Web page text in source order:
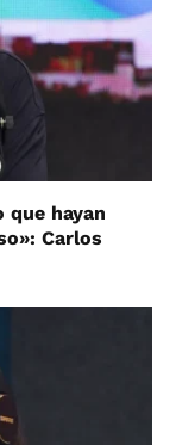
que hayan
Carlos